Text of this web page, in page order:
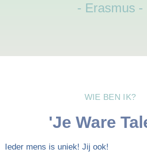
- Erasmus -
WIE BEN IK?
'Je Ware
Ieder mens is uniek! Jij ook!